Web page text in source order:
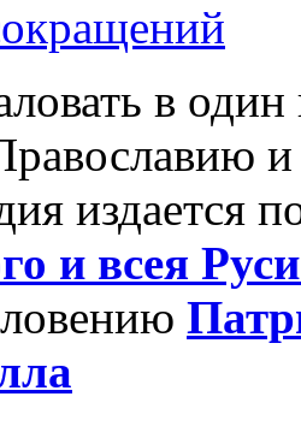
в
издается
и всея